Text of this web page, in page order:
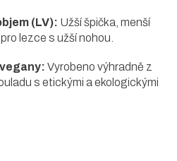
(LV): Užší špička, menší
lezce s užší nohou.
Vyrobeno výhradně z
s etickými a ekologickými